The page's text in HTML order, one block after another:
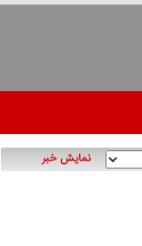
نمایش خبر